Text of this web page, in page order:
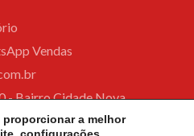
Vendas
- Bairro Cidade Nova
a melhor